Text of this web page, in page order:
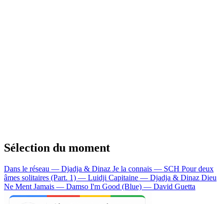
Sélection du moment
Dans le réseau — Djadja & Dinaz Je la connais — SCH Pour deux
âmes solitaires (Part. 1) — Luidji Capitaine — Djadja & Dinaz Dieu
Ne Ment Jamais — Damso I'm Good (Blue) — David Guetta